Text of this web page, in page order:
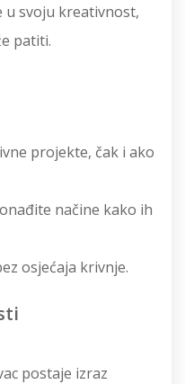
u svoju kreativnost,
patiti.
projekte, čak i ako
načine kako ih
osjećaja krivnje.
postaje izraz